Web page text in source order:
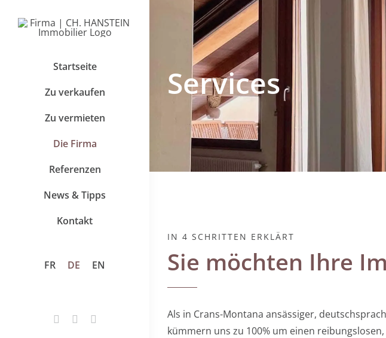
Inhalt
Startseite
Zu verkaufen
Zu vermieten
Die Firma
Referenzen
News & Tipps
Kontakt
FR DE EN
Services
IN 4 SCHRITTEN ERKLÄRT
Sie möchten Ihre
Als in Crans-Montana ansässiger,
kümmern uns zu 100% um einen